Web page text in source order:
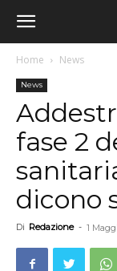
Home News
News
fase 2
dicono
Di Redazione - 1